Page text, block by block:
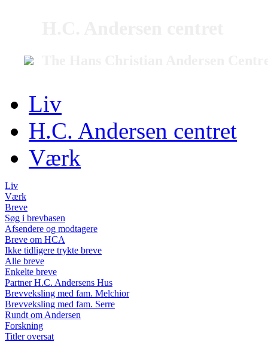
Liv
H.C. Andersen centret
Værk
Liv
Værk
Breve
Søg i brevbasen
Afsendere og modtagere
Breve om HCA
Ikke tidligere trykte breve
Alle breve
Enkelte breve
Partner H.C. Andersens Hus
Brevveksling med fam. Melchior
Brevveksling med fam. Serre
Rundt om Andersen
Forskning
Titler oversat